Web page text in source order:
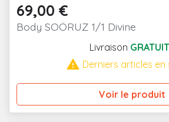
Prix
69,00 €
Body SOÖRUZ 1/1 Divine
Livraison
 Derniers articles en
Voir le produit